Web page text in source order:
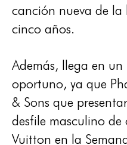
canción nueva de
cinco años.
Además, llega en
oportuno, ya que
& Sons que
desfile masculino
Vuitton en la